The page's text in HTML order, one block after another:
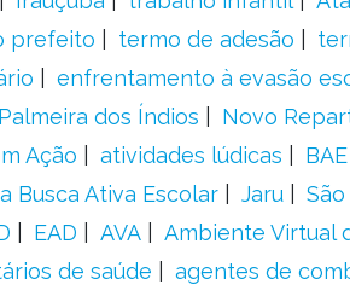
prefeito termo de adesão
enfrentamento à evasão
Palmeira dos Índios Novo
Ação atividades lúdicas
Busca Ativa Escolar Jaru
EAD AVA Ambiente Virtual
de saúde agentes de